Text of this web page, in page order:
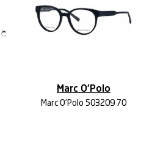
Marc O'Polo
Marc O'Polo 503209 70